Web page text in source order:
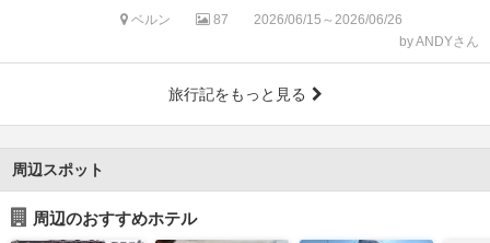
ベルン 87
2026/06/15～2026/06/26
by ANDYさん
旅行記をもっと見る
周辺スポット
周辺のおすすめホテル